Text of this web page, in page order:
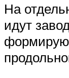
На
идут